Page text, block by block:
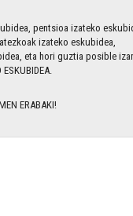
pentsioa izateko
izateko eskubidea,
eta hori guztia posible
ERABAKI!